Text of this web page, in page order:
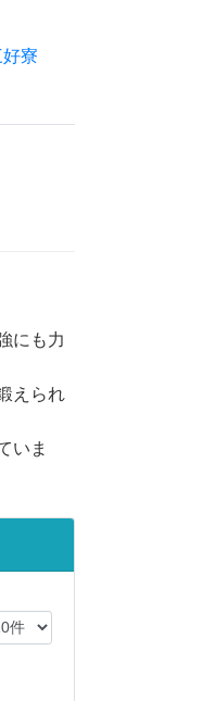
好寮
にも力
えられ
いま